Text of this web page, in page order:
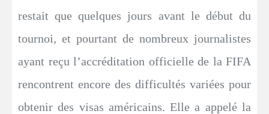
restait que quelques jours avant le début du
tournoi, et pourtant de nombreux journalistes
ayant reçu l’accréditation officielle de la FIFA
rencontrent encore des difficultés variées pour
obtenir des visas américains. Elle a appelé la